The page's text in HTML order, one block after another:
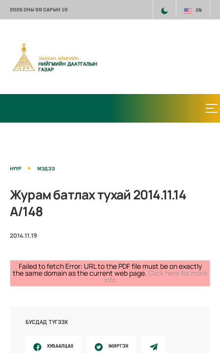
2026 ОНЫ 08 САРЫН 10 EN
НҮҮР МЭДЭЭ
Журам батлах тухай 2014.11.14
А/148
2014.11.19
Failed to fetch Error: URL to the PDF file must be on exactly
the same domain as the current web page. Click here for more
info
БУСДАД ТҮГЭЭХ
ХУВААЛЦАХ ЖИРГЭХ